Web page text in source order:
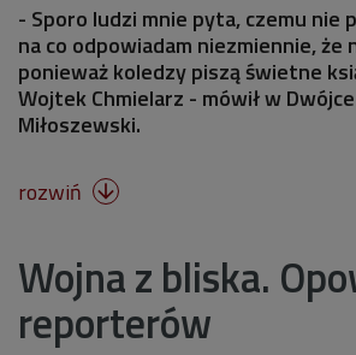
- Sporo ludzi mnie pyta, czemu nie
na co odpowiadam niezmiennie, że
ponieważ koledzy piszą świetne
Wojtek Chmielarz - mówił w
Miłoszewski.
rozwiń 
Wojna z bliska.
reporterów